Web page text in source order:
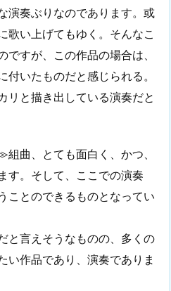
演奏ぶりなのであります。或
歌い上げてもゆく。そんなこ
すが、この作品の場合は、
いたものだと感じられる。
リと描き出している演奏だと
曲、とても面白く、かつ、
す。そして、ここでの演奏
ことのできるものとなってい
と言えそうなものの、多くの
い作品であり、演奏でありま